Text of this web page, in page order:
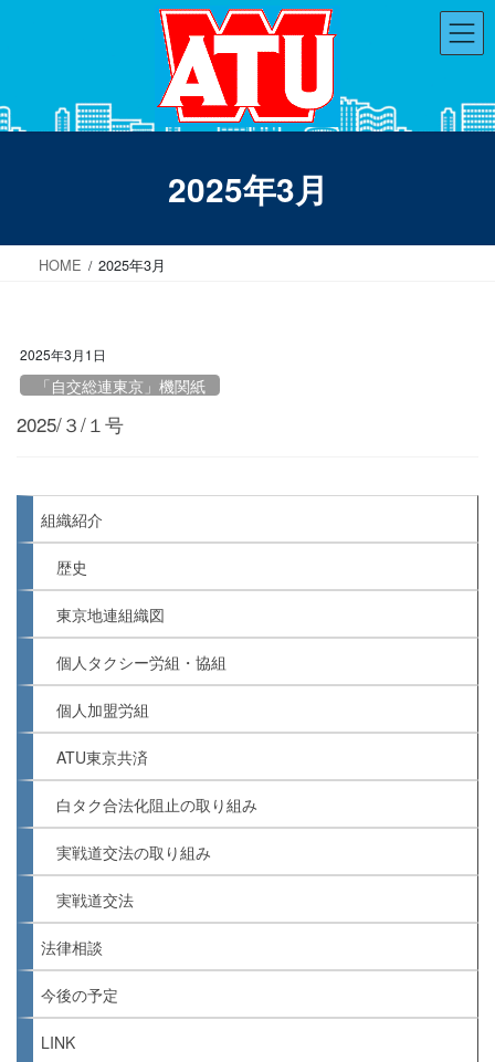
ツ
シ
2025年3月
HOME 2025年3月
2025年3月1日
「自交総連東京」機関紙
2025/３/１号
組織紹介
歴史
東京地連組織図
個人タクシー労組・協組
個人加盟労組
ATU東京共済
白タク合法化阻止の取り組み
実戦道交法の取り組み
実戦道交法
法律相談
今後の予定
LINK